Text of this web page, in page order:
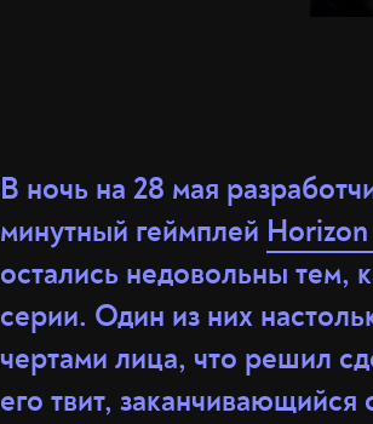
В ночь на 28 мая
минутный геймплей
остались недовольны тем,
серии. Один из них
чертами лица, что решил
его твит,